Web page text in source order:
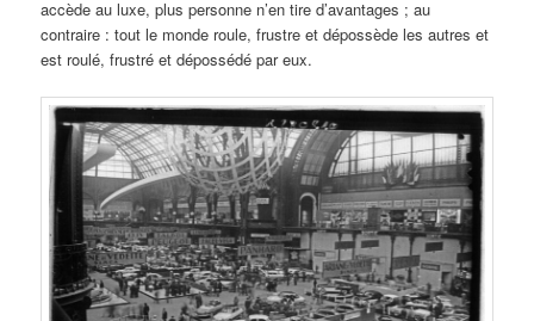
accède au luxe, plus personne n’en tire d’avantages ; au
contraire : tout le monde roule, frustre et dépossède les autres et
est roulé, frustré et dépossédé par eux.